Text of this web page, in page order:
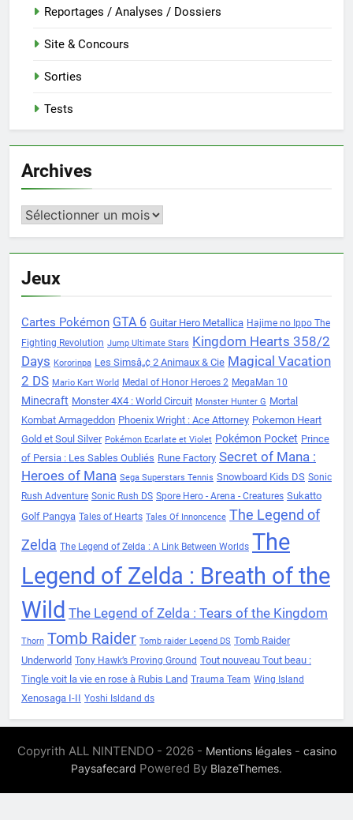
Reportages / Analyses / Dossiers
Site & Concours
Sorties
Tests
Archives
Archives
Jeux
Cartes Pokémon GTA 6 Guitar Hero Metallica Hajime no Ippo The
Fighting Revolution Jump Ultimate Stars Kingdom Hearts 358/2
Days Kororinpa Les Simsâ„¢ 2 Animaux & Cie Magical Vacation
2 DS Mario Kart World Medal of Honor Heroes 2 MegaMan 10
Minecraft Monster 4X4 : World Circuit Monster Hunter G Mortal
Kombat Armageddon Phoenix Wright : Ace Attorney Pokemon Heart
Gold et Soul Silver Pokémon Ecarlate et Violet Pokémon Pocket Prince
of Persia : Les Sables Oubliés Rune Factory Secret of Mana :
Heroes of Mana Sega Superstars Tennis Snowboard Kids DS Sonic
Rush Adventure Sonic Rush DS Spore Hero - Arena - Creatures Sukatto
Golf Pangya Tales of Hearts Tales Of Innoncence The Legend of
Zelda The Legend of Zelda : A Link Between Worlds The
Legend of Zelda : Breath of the
Wild The Legend of Zelda : Tears of the Kingdom
Thorn Tomb Raider Tomb raider Legend DS Tomb Raider
Underworld Tony Hawk’s Proving Ground Tout nouveau Tout beau :
Tingle voit la vie en rose à Rubis Land Trauma Team Wing Island
Xenosaga I-II Yoshi Isldand ds
Copyrith ALL NINTENDO - 2026 - Mentions légales- casino
Paysafecard Powered By BlazeThemes.